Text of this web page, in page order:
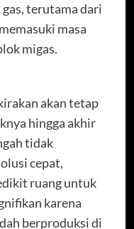
terutama dari
masa
migas.
akan tetap
hingga akhir
tidak
cepat,
ruang untuk
karena
berproduksi di